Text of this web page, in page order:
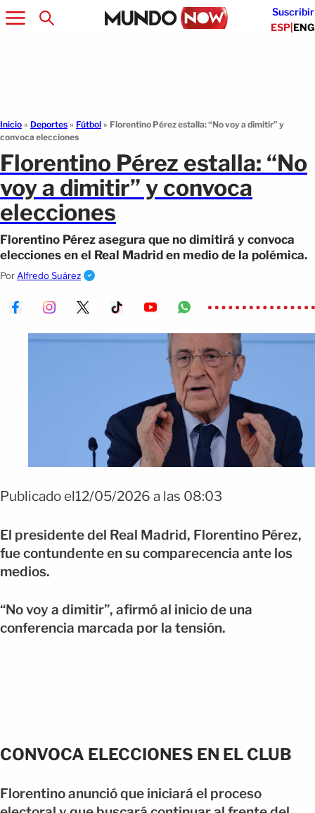
Suscribir
ESP|ENG
Inicio » Deportes » Fútbol » Florentino Pérez estalla: “No voy a dimitir” y
convoca elecciones
Florentino Pérez estalla: “No
voy a dimitir” y convoca
elecciones
Florentino Pérez asegura que no dimitirá y convoca
elecciones en el Real Madrid en medio de la polémica.
Por Alfredo Suárez
Publicado el12/05/2026 a las 08:03
El presidente del Real Madrid, Florentino Pérez,
fue contundente en su comparecencia ante los
medios.
“No voy a dimitir”, afirmó al inicio de una
conferencia marcada por la tensión.
CONVOCA ELECCIONES EN EL CLUB
Florentino anunció que iniciará el proceso